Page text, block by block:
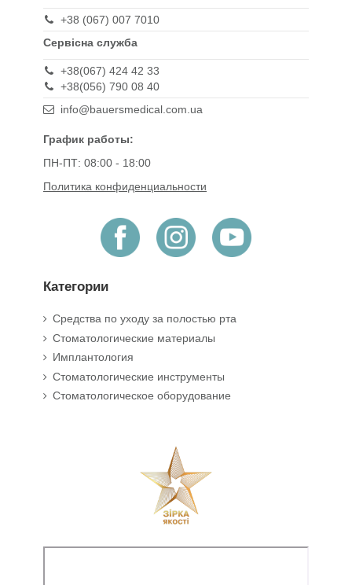
+38 (067) 007 7010
Сервісна служба
+38(067) 424 42 33
+38(056) 790 08 40
info@bauersmedical.com.ua
График работы:
ПН-ПТ: 08:00 - 18:00
Политика конфиденциальности
Категории
Средства по уходу за полостью рта
Стоматологические материалы
Имплантология
Стоматологические инструменты
Стоматологическое оборудование